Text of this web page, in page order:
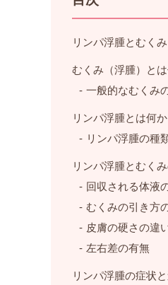
リンパ浮腫とむく
むくみ（浮腫）と
一般的なむくみ
リンパ浮腫とは何か
リンパ浮腫の種
リンパ浮腫とむく
回収される体液
むくみの引き方
皮膚の硬さの違
左右差の有無
リンパ浮腫の症状